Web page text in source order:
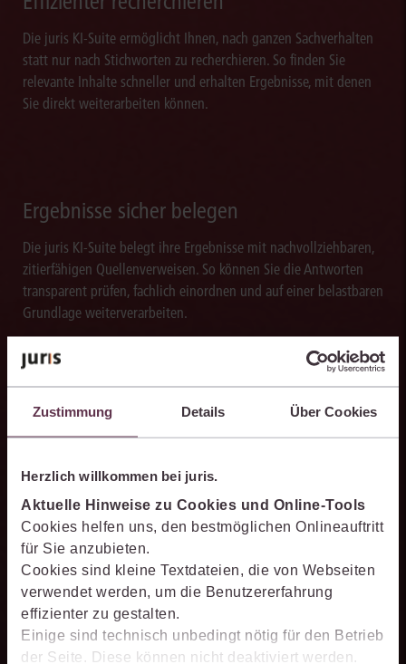
Zustimmung Details Über Cookies
Herzlich willkommen bei juris.
Aktuelle Hinweise zu Cookies und Online-Tools
Cookies helfen uns, den bestmöglichen Onlineauftritt
für Sie anzubieten.
Cookies sind kleine Textdateien, die von Webseiten
verwendet werden, um die Benutzererfahrung
effizienter zu gestalten.
Einige sind technisch unbedingt nötig für den Betrieb
der Seite. Diese können nicht deaktiviert werden.
Die juris KI-Suite ermöglicht Ihnen, nach ganzen Sachverhalten
statt nur nach Stichworten zu recherchieren. So finden Sie
relevante Inhalte schneller und erhalten Ergebnisse, mit denen
Sie direkt weiterarbeiten können.
Ergebnisse sicher belegen
Die juris KI-Suite belegt ihre Ergebnisse mit nachvollziehbaren,
zitierfähigen Quellenverweisen. So können Sie die Antworten
transparent prüfen, fachlich einordnen und auf einer belastbaren
Grundlage weiterverarbeiten.
Schneller analysieren
juristischer Fragestellungen. Sie hilft dabei, Sachverhalte
einzuordnen, Zusammenhänge zu erkennen und belastbare
Ansatzpunkte für die weitere Bearbeitung zu gewinnen. Dabei
können Sie sich auf die Quellenqualität und die Aktualität des
juris Datenraums verlassen.